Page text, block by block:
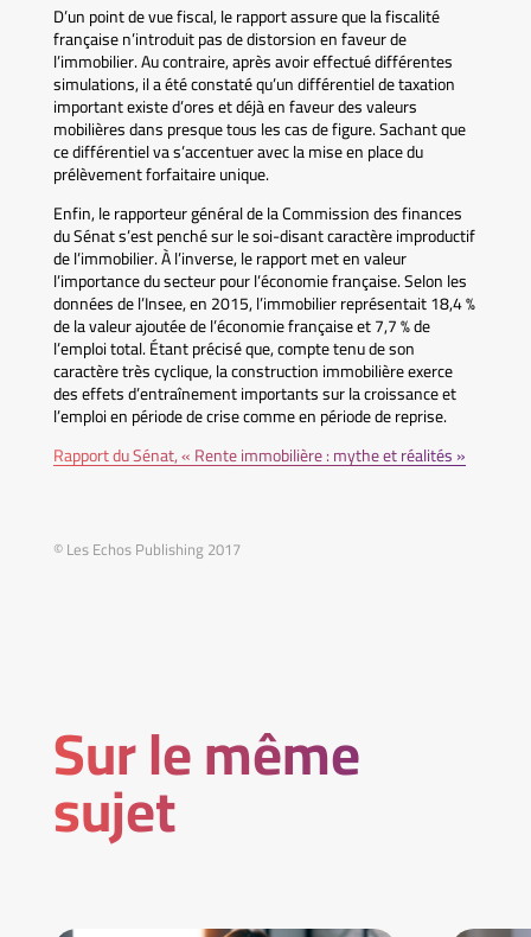
D’un point de vue fiscal, le rapport assure que la fiscalité
française n’introduit pas de distorsion en faveur de
l’immobilier. Au contraire, après avoir effectué différentes
simulations, il a été constaté qu’un différentiel de taxation
important existe d’ores et déjà en faveur des valeurs
mobilières dans presque tous les cas de figure. Sachant que
ce différentiel va s’accentuer avec la mise en place du
prélèvement forfaitaire unique.
Enfin, le rapporteur général de la Commission des finances
du Sénat s’est penché sur le soi-disant caractère improductif
de l’immobilier. À l’inverse, le rapport met en valeur
l’importance du secteur pour l’économie française. Selon les
données de l’Insee, en 2015, l’immobilier représentait 18,4 %
de la valeur ajoutée de l’économie française et 7,7 % de
l’emploi total. Étant précisé que, compte tenu de son
caractère très cyclique, la construction immobilière exerce
des effets d’entraînement importants sur la croissance et
l’emploi en période de crise comme en période de reprise.
Rapport du Sénat, « Rente immobilière : mythe et réalités »
© Les Echos Publishing 2017
Sur le même
sujet